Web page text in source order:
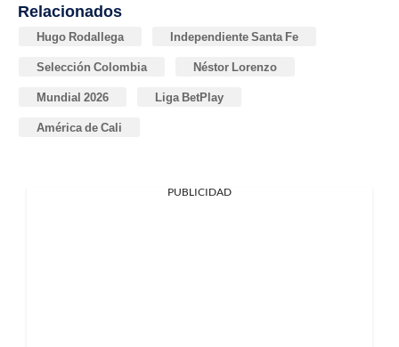
Relacionados
Hugo Rodallega Independiente Santa Fe
Selección Colombia Néstor Lorenzo
Mundial 2026 Liga BetPlay
América de Cali
PUBLICIDAD